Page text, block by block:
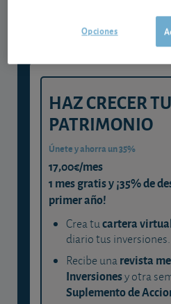
para ti
HAZ CRECER TU
PATRIMONIO
Únete y ahorra un 35%
17,00€/mes
1 mes gratis y ¡35% de
primer año!
Crea tucartera
diario tus inversiones.
Recibe unarevista
Inversionesy otra
Suplemento de
Opciones